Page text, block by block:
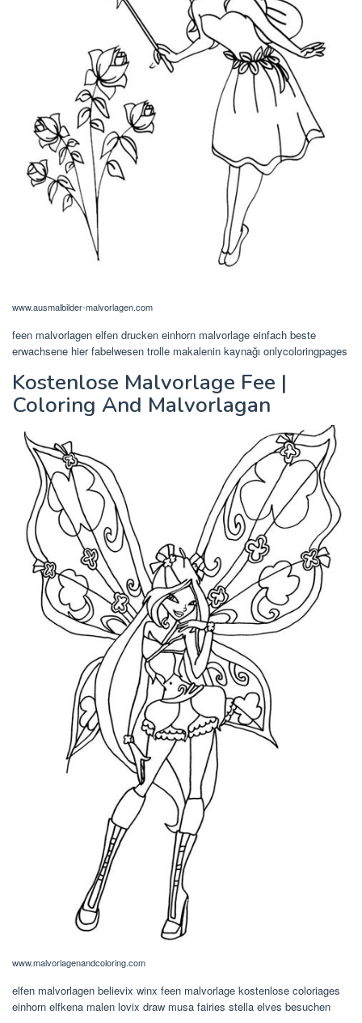
www.ausmalbilder-malvorlagen.com
feen malvorlagen elfen drucken einhorn malvorlage einfach beste
erwachsene hier fabelwesen trolle makalenin kaynağı onlycoloringpages
Kostenlose Malvorlage Fee |
Coloring And Malvorlagan
www.malvorlagenandcoloring.com
elfen malvorlagen believix winx feen malvorlage kostenlose coloriages
einhorn elfkena malen lovix draw musa fairies stella elves besuchen